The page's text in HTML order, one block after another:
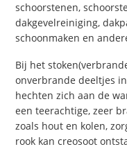
schoorstenen,
dakgevelreiniging,
schoonmaken en
Bij het
onverbrande deeltjes
hechten zich aan de
een teerachtige, zeer
zoals hout en kolen,
rook kan creosoot